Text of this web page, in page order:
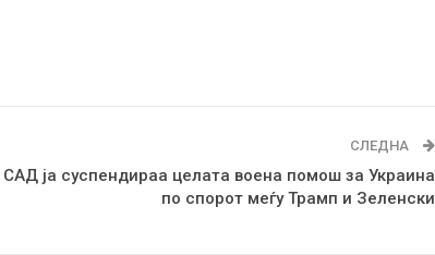
СЛЕДНА
САД ја суспендираа целата воена помош за Украина
по спорот меѓу Трамп и Зеленски